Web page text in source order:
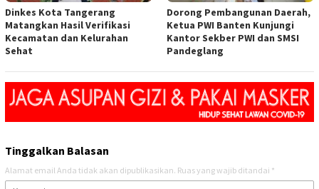
Dinkes Kota Tangerang
Matangkan Hasil Verifikasi
Kecamatan dan Kelurahan
Sehat
Dorong Pembangunan Daerah,
Ketua PWI Banten Kunjungi
Kantor Sekber PWI dan SMSI
Pandeglang
Tinggalkan Balasan
Alamat email Anda tidak akan dipublikasikan. Ruas yang wajib ditandai *